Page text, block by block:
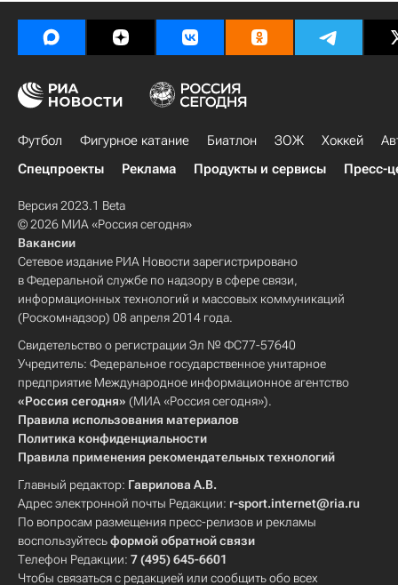
Футбол Фигурное катание Биатлон ЗОЖ Хоккей
Спецпроекты
Реклама Продукты и сервисы Пресс-
Версия 2023.1 Beta
© 2026 МИА «Россия сегодня»
Вакансии
Сетевое издание РИА Новости зарегистрировано
в Федеральной службе по надзору в сфере связи,
информационных технологий и массовых коммуникаций
(Роскомнадзор) 08 апреля 2014 года.
Свидетельство о регистрации Эл № ФС77-57640
Учредитель: Федеральное государственное унитарное
предприятие Международное информационное агентство
«Россия сегодня» (МИА «Россия сегодня»).
Правила использования материалов
Политика конфиденциальности
Правила применения рекомендательных технологий
Главный редактор: Гаврилова А.В.
Адрес электронной почты Редакции: r-sport.internet@ria.ru
По вопросам размещения пресс-релизов и рекламы
воспользуйтесьформой обратной связи
Телефон Редакции: 7 (495) 645-6601
Чтобы связаться с редакцией или сообщить обо всех